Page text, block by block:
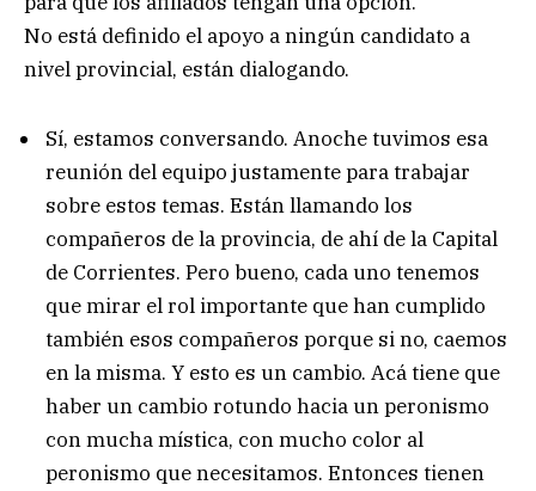
No está definido el apoyo a ningún candidato a
nivel provincial, están dialogando.
Sí, estamos conversando. Anoche tuvimos esa
reunión del equipo justamente para trabajar
sobre estos temas. Están llamando los
compañeros de la provincia, de ahí de la Capital
de Corrientes. Pero bueno, cada uno tenemos
que mirar el rol importante que han cumplido
también esos compañeros porque si no, caemos
en la misma. Y esto es un cambio. Acá tiene que
haber un cambio rotundo hacia un peronismo
con mucha mística, con mucho color al
peronismo que necesitamos. Entonces tienen